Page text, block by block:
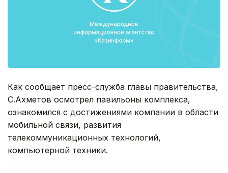
Как сообщает пресс-служба главы правительства,
С.Ахметов осмотрел павильоны комплекса,
ознакомился с достижениями компании в области
мобильной связи, развития
телекоммуникационных технологий,
компьютерной техники.